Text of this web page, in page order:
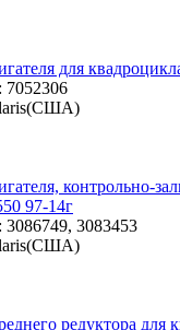
для
7052306
контрольно-
97-14г
3086749, 3083453
редуктора для